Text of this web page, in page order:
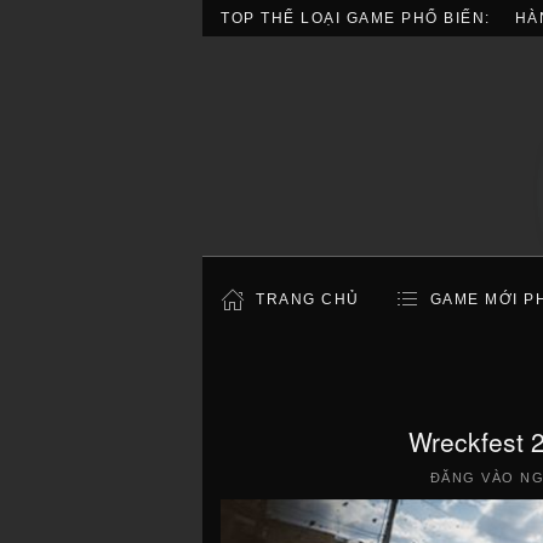
TOP THỂ LOẠI GAME PHỔ BIẾN:
TRANG CHỦ GAME MỚI
Wreckfest
ĐĂNG VÀO